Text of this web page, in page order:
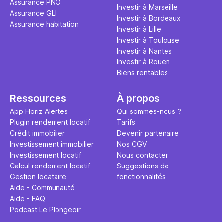
Assurance PNO
Assurance GLI
Assurance habitation
Investir à Marseille
Investir à Bordeaux
Investir à Lille
Investir à Toulouse
Investir à Nantes
Investir à Rouen
Biens rentables
Ressources
App Horiz Alertes
Plugin rendement locatif
Crédit immobilier
Investissement immobilier
Investissement locatif
Calcul rendement locatif
Gestion locataire
Aide - Communauté
Aide - FAQ
Podcast Le Plongeoir
À propos
Qui sommes-nous ?
Tarifs
Devenir partenaire
Nos CGV
Nous contacter
Suggestions de
fonctionnalités